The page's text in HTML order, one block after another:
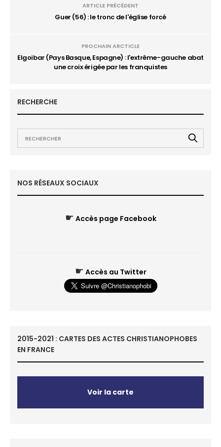
ARTICLE PRÉCÉDENT
Guer (56) : le tronc de l'église forcé
PROCHAIN ARCTICLE
Elgoibar (Pays Basque, Espagne) : l'extrême-gauche abat
une croix érigée par les franquistes
RECHERCHE
NOS RÉSEAUX SOCIAUX
☛ Accès page Facebook
☛ Accès au Twitter
2015-2021 : CARTES DES ACTES CHRISTIANOPHOBES
EN FRANCE
Voir la carte